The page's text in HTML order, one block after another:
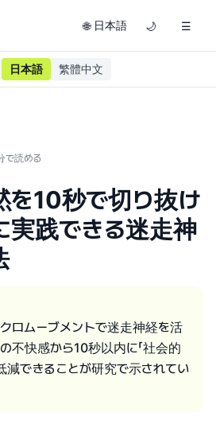
🌐 日本語 🌙 ☰
日本語 繁體中文
で読める
を10秒で切り抜け
実践できる迷走神
ロムーブメントで迷走神経を活
不快感から10秒以内に「社会的
減できることが研究で示されてい